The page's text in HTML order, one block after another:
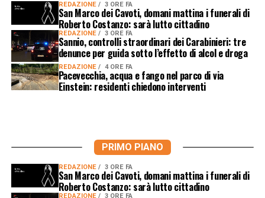
REDAZIONE 3 ORE FA
San Marco dei Cavoti, domani mattina i funerali di
Roberto Costanzo: sarà lutto cittadino
REDAZIONE 3 ORE FA
Sannio, controlli straordinari dei Carabinieri: tre
denunce per guida sotto l’effetto di alcol e droga
REDAZIONE 4 ORE FA
Pacevecchia, acqua e fango nel parco di via
Einstein: residenti chiedono interventi
PRIMO PIANO
REDAZIONE 3 ORE FA
San Marco dei Cavoti, domani mattina i funerali di
Roberto Costanzo: sarà lutto cittadino
REDAZIONE 3 ORE FA